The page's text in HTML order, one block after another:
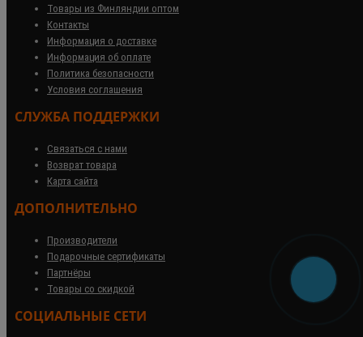
Товары из Финляндии оптом
Контакты
Информация о доставке
Информация об оплате
Политика безопасности
Условия соглашения
СЛУЖБА ПОДДЕРЖКИ
Связаться с нами
Возврат товара
Карта сайта
ДОПОЛНИТЕЛЬНО
Производители
Подарочные сертификаты
Партнёры
Товары со скидкой
СОЦИАЛЬНЫЕ СЕТИ